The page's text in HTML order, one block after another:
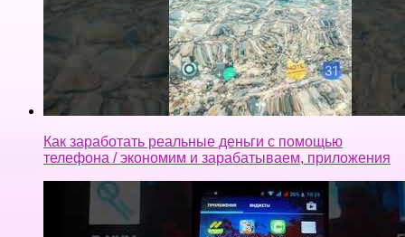
Как заработать реальные деньги с помощью
телефона / экономим и зарабатываем, приложения